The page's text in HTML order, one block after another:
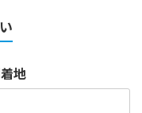
地